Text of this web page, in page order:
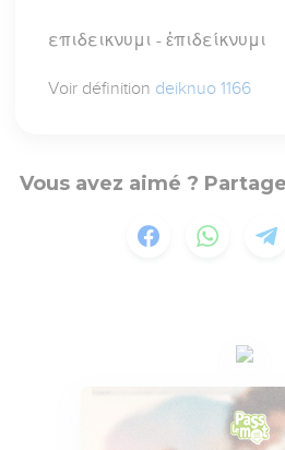
επιδεικνυμι - ἐπιδείκνυμι
Voir définition deiknuo 1166
Vous avez aimé ?